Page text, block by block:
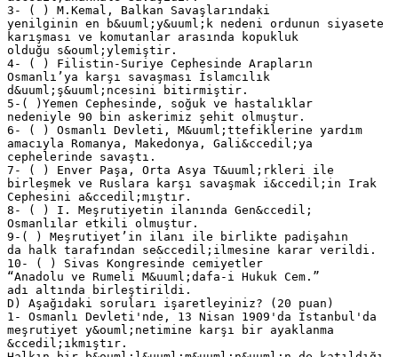
3- ( ) M.Kemal, Balkan Savaşlarındaki
yenilginin en b&uuml;y&uuml;k nedeni ordunun siyasete
karışması ve komutanlar arasında kopukluk
olduğu s&ouml;ylemiştir.
4- ( ) Filistin-Suriye Cephesinde Arapların
Osmanlı’ya karşı savaşması İslamcılık
d&uuml;ş&uuml;ncesini bitirmiştir.
5-( )Yemen Cephesinde, soğuk ve hastalıklar
nedeniyle 90 bin askerimiz şehit olmuştur.
6- ( ) Osmanlı Devleti, M&uuml;ttefiklerine yardım
amacıyla Romanya, Makedonya, Gali&ccedil;ya
cephelerinde savaştı.
7- ( ) Enver Paşa, Orta Asya T&uuml;rkleri ile
birleşmek ve Ruslara karşı savaşmak i&ccedil;in Irak
Cephesini a&ccedil;mıştır.
8- ( ) I. Meşrutiyetin ilanında Gen&ccedil;
Osmanlılar etkili olmuştur.
9-( ) Meşrutiyet’in ilanı ile birlikte padişahın
da halk tarafından se&ccedil;ilmesine karar verildi.
10- ( ) Sivas Kongresinde cemiyetler
“Anadolu ve Rumeli M&uuml;dafa-i Hukuk Cem.”
adı altında birleştirildi.
D) Aşağıdaki soruları işaretleyiniz? (20 puan)
1- Osmanlı Devleti'nde, 13 Nisan 1909'da İstanbul'da
meşrutiyet y&ouml;netimine karşı bir ayaklanma
&ccedil;ıkmıştır.